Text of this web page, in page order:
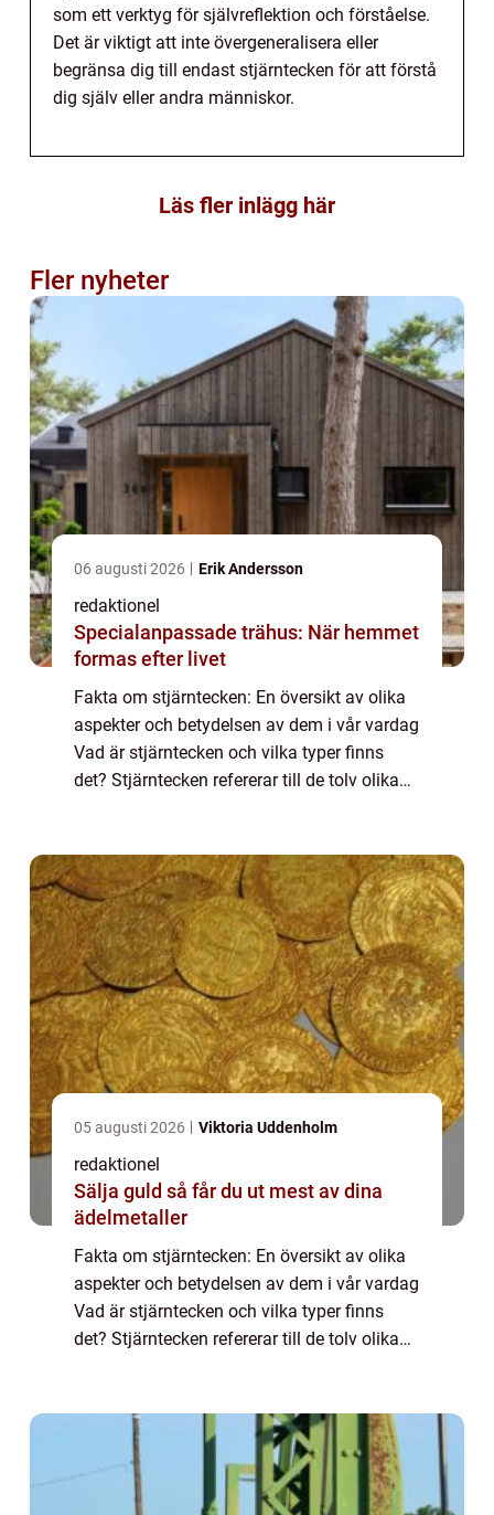
som ett verktyg för självreflektion och förståelse.
Det är viktigt att inte övergeneralisera eller
begränsa dig till endast stjärntecken för att förstå
dig själv eller andra människor.
Läs fler inlägg här
Fler nyheter
06 augusti 2026 Erik Andersson
redaktionel
Specialanpassade trähus: När hemmet
formas efter livet
Fakta om stjärntecken: En översikt av olika
aspekter och betydelsen av dem i vår vardag
Vad är stjärntecken och vilka typer finns
det? Stjärntecken refererar till de tolv olika
05 augusti 2026 Viktoria Uddenholm
redaktionel
Sälja guld så får du ut mest av dina
ädelmetaller
Fakta om stjärntecken: En översikt av olika
aspekter och betydelsen av dem i vår vardag
Vad är stjärntecken och vilka typer finns
det? Stjärntecken refererar till de tolv olika